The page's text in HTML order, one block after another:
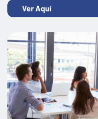
Ver Aquí